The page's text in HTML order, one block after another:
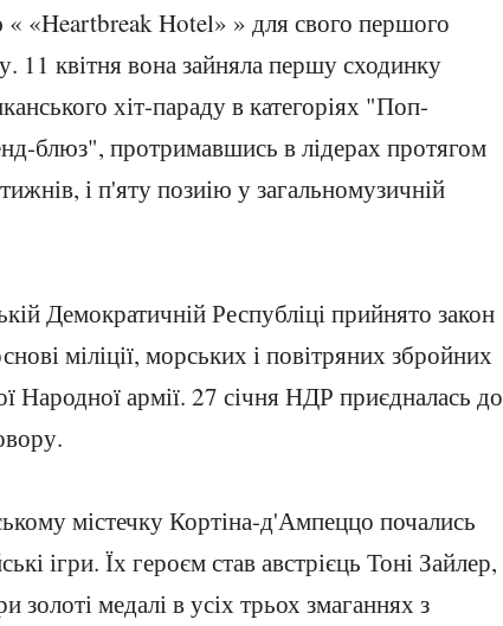
« «Heartbreak Hotel» » для свого першого
11 квітня вона зайняла першу сходинку
хіт-параду в категоріях "Поп-
блюз", протримавшись в лідерах протягом
і п'яту позиію у загальномузичній
Демократичній Республіці прийнято закон
міліції, морських і повітряних збройних
Народної армії. 27 січня НДР приєдналась до
містечку Кортіна-д'Ампеццо почались
ігри. Їх героєм став австрієць Тоні Зайлер,
золоті медалі в усіх трьох змаганнях з